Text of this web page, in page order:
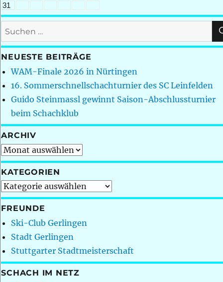
31
Suchen
nach:
NEUESTE BEITRÄGE
WAM-Finale 2026 in Nürtingen
16. Sommerschnellschachturnier des SC Leinfelden
Guido Steinmassl gewinnt Saison-Abschlussturnier
beim Schachklub
ARCHIV
Archiv
KATEGORIEN
Kategorien
FREUNDE
Ski-Club Gerlingen
Stadt Gerlingen
Stuttgarter Stadtmeisterschaft
SCHACH IM NETZ